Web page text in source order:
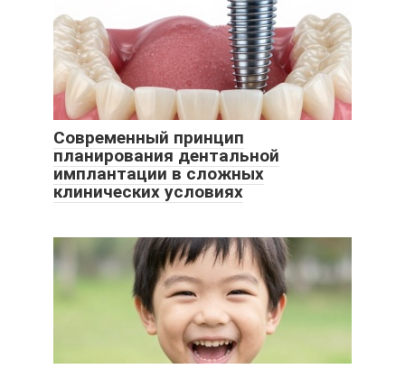
Современный принцип
планирования дентальной
имплантации в сложных
клинических условиях